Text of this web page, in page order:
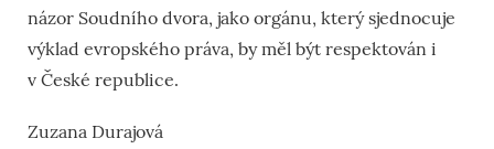
názor Soudního dvora, jako orgánu, který sjednocuje
výklad evropského práva, by měl být respektován i
v České republice.
Zuzana Durajová